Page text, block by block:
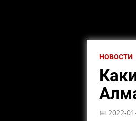
НОВОСТИ
📅 2022-